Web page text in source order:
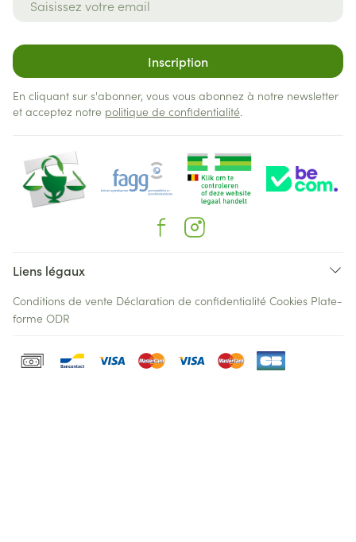
Inscription
En cliquant sur s'abonner, vous vous abonnez à notre newsletter
et acceptez notre politique de confidentialité.
Liens légaux
Conditions de vente Déclaration de confidentialité Cookies Plate-
forme ODR